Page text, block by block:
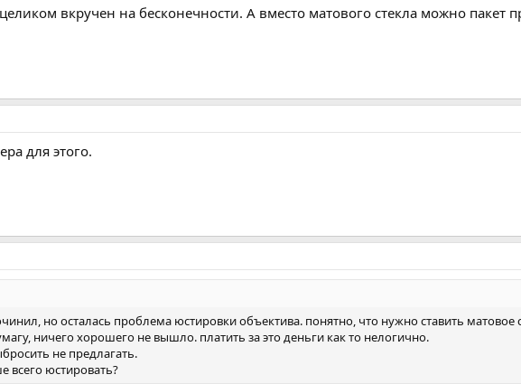
вкручен на бесконечности. А вместо матового стекла можно
для этого.
но осталась проблема юстировки объектива. понятно, что нужно ставить матовое
ничего хорошего не вышло. платить за это деньги как то нелогично.
не предлагать.
всего юстировать?